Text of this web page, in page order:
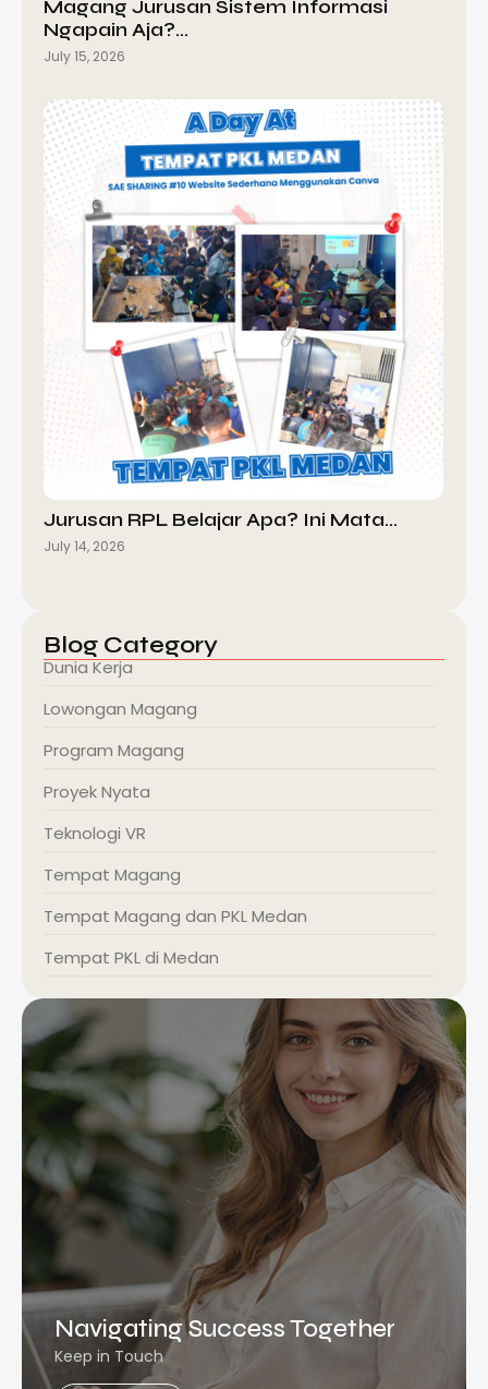
Magang Jurusan Sistem Informasi
Ngapain Aja?…
July 15, 2026
Jurusan RPL Belajar Apa? Ini Mata…
July 14, 2026
Blog Category
Dunia Kerja
Lowongan Magang
Program Magang
Proyek Nyata
Teknologi VR
Tempat Magang
Tempat Magang dan PKL Medan
Tempat PKL di Medan
Navigating Success Together
Keep in Touch